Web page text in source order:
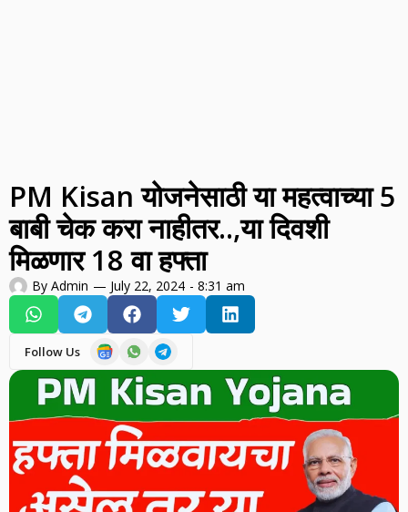
PM Kisan योजनेसाठी या महत्वाच्या 5
बाबी चेक करा नाहीतर..,या दिवशी
मिळणार 18 वा हफ्ता
By Admin — July 22, 2024 - 8:31 am
Follow Us